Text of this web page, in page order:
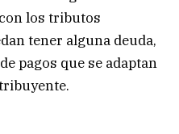
los tributos
tener alguna deuda,
pagos que se adaptan